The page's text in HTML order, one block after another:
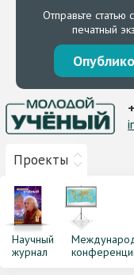
Отправьте статью
печатный
Проекты
Научный
журнал